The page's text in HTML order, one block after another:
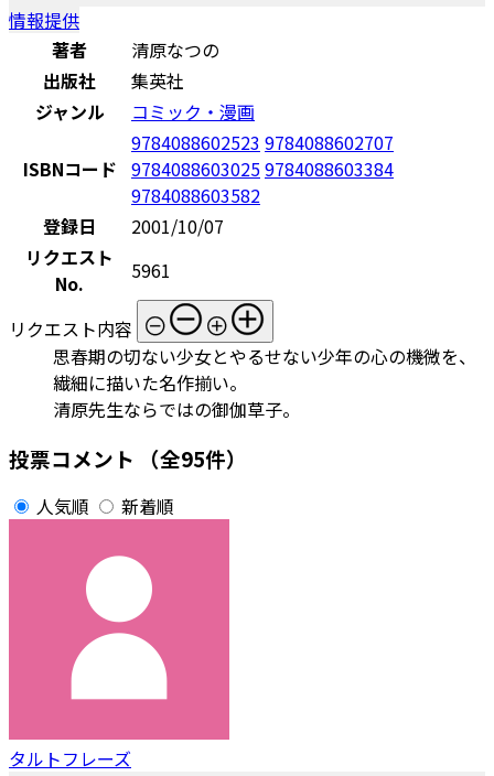
情報提供
著者
清原なつの
出版社
集英社
ジャンル
コミック・漫画
ISBNコード
9784088602523 9784088602707
97840886030259784088603384
9784088603582
登録日
2001/10/07
リクエスト
No.
5961
リクエスト内容
思春期の切ない少女とやるせない少年の心の機微を、
繊細に描いた名作揃い。
清原先生ならではの御伽草子。
投票コメント （全95件）
人気順 新着順
タルトフレーズ